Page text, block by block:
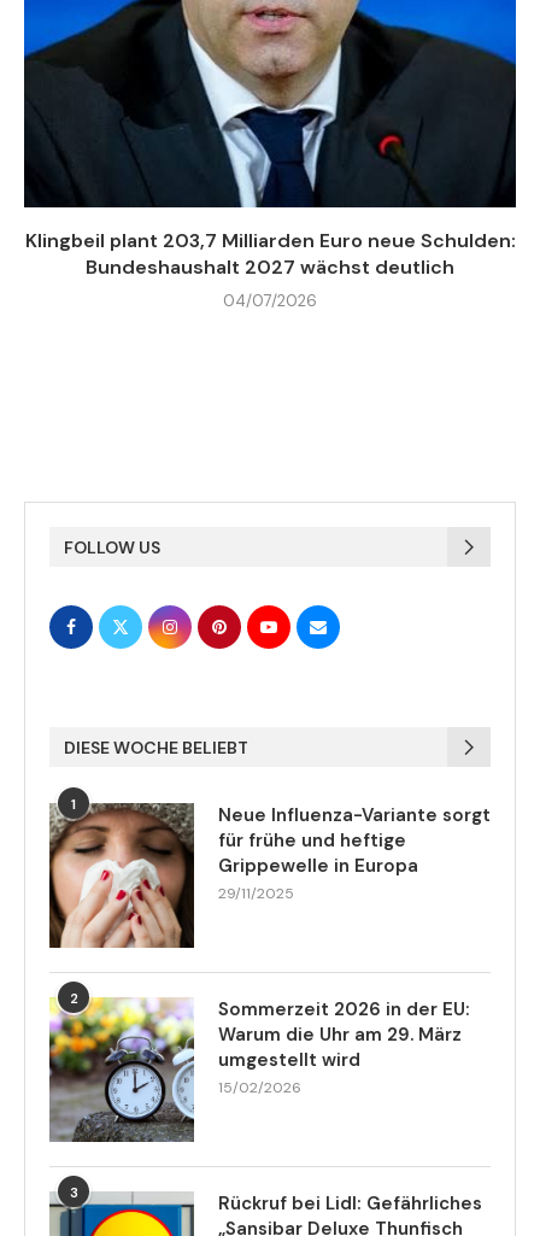
Klingbeil plant 203,7 Milliarden Euro neue Schulden:
Bundeshaushalt 2027 wächst deutlich
04/07/2026
FOLLOW US
DIESE WOCHE BELIEBT
1
Neue Influenza-Variante sorgt
für frühe und heftige
Grippewelle in Europa
29/11/2025
2
Sommerzeit 2026 in der EU:
Warum die Uhr am 29. März
umgestellt wird
15/02/2026
3
Rückruf bei Lidl: Gefährliches
„Sansibar Deluxe Thunfisch